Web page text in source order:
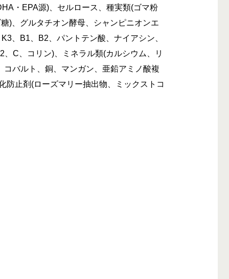
・EPA源)、セルロース、種実類(ゴマ粉
)、グルタチオン酵母、シャンピニオンエ
、B1、B2、パントテン酸、ナイアシン、
C、コリン)、ミネラル類(カルシウム、リ
コバルト、銅、マンガン、亜鉛アミノ酸複
防止剤(ローズマリー抽出物、ミックストコ